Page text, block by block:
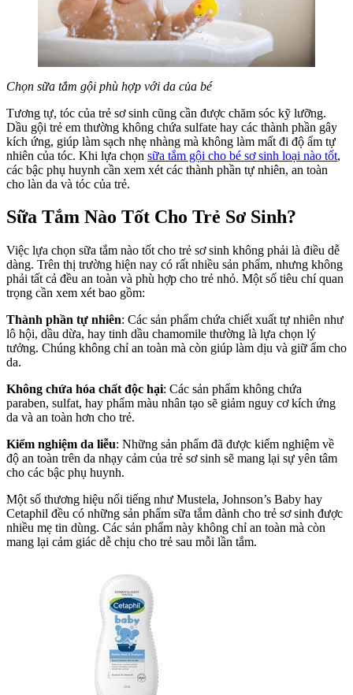
Chọn sữa tắm gội phù hợp với da của bé
Tương tự, tóc của trẻ sơ sinh cũng cần được chăm sóc kỹ lưỡng.
Dầu gội trẻ em thường không chứa sulfate hay các thành phần gây
kích ứng, giúp làm sạch nhẹ nhàng mà không làm mất đi độ ẩm tự
nhiên của tóc. Khi lựa chọn sữa tắm gội cho bé sơ sinh loại nào tốt,
các bậc phụ huynh cần xem xét các thành phần tự nhiên, an toàn
cho làn da và tóc của trẻ.
Sữa Tắm Nào Tốt Cho Trẻ Sơ Sinh?
Việc lựa chọn sữa tắm nào tốt cho trẻ sơ sinh không phải là điều dễ
dàng. Trên thị trường hiện nay có rất nhiều sản phẩm, nhưng không
phải tất cả đều an toàn và phù hợp cho trẻ nhỏ. Một số tiêu chí quan
trọng cần xem xét bao gồm:
Thành phần tự nhiên: Các sản phẩm chứa chiết xuất tự nhiên như
lô hội, dầu dừa, hay tinh dầu chamomile thường là lựa chọn lý
tưởng. Chúng không chỉ an toàn mà còn giúp làm dịu và giữ ẩm cho
da.
Không chứa hóa chất độc hại: Các sản phẩm không chứa
paraben, sulfat, hay phẩm màu nhân tạo sẽ giảm nguy cơ kích ứng
da và an toàn hơn cho trẻ.
Kiểm nghiệm da liễu: Những sản phẩm đã được kiểm nghiệm về
độ an toàn trên da nhạy cảm của trẻ sơ sinh sẽ mang lại sự yên tâm
cho các bậc phụ huynh.
Một số thương hiệu nổi tiếng như Mustela, Johnson’s Baby hay
Cetaphil đều có những sản phẩm sữa tắm dành cho trẻ sơ sinh được
nhiều mẹ tin dùng. Các sản phẩm này không chỉ an toàn mà còn
mang lại cảm giác dễ chịu cho trẻ sau mỗi lần tắm.